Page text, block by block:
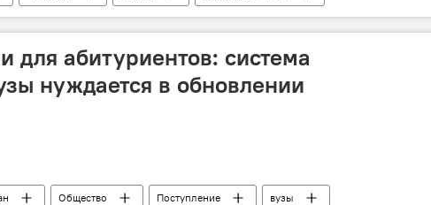
борьба Бокс Дзюдо
для абитуриентов: система
нуждается в обновлении
Общество Поступление
вузы